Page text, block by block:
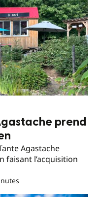
prend
Agastache
faisant l’acquisition